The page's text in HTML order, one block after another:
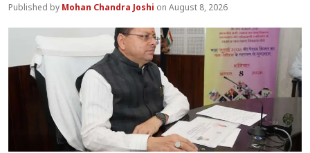
Mohan Chandra Joshi August 8, 2026